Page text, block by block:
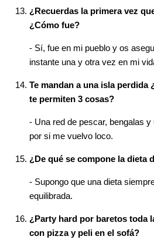
¿Recuerdas la primera vez
¿Cómo fue?
- Sí, fue en mi pueblo y os
instante una y otra vez en mi
Te mandan a una isla perdida
te permiten 3 cosas?
- Una red de pescar, bengalas
por si me vuelvo loco.
¿De qué se compone la dieta
- Supongo que una dieta
equilibrada.
¿Party hard por baretos toda
con pizza y peli en el sofá?